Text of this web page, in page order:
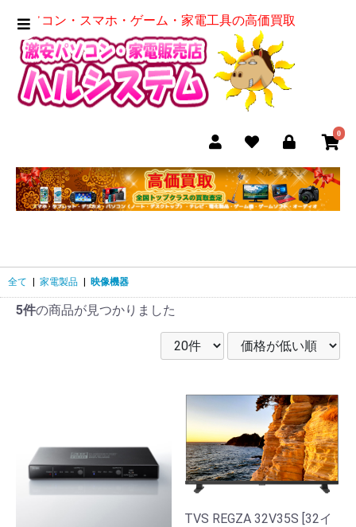
パソコン・スマホ・ゲーム・家電工具の高価買取
0
全て | 家電製品 | 映像機器
5件の商品が見つかりました
TVS REGZA 32V35S [32イ